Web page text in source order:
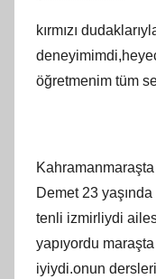
kırmızı
öğretmenim tüm
Demet 23
tenli izmirliydi
yapıyordu
iyiydi.onun